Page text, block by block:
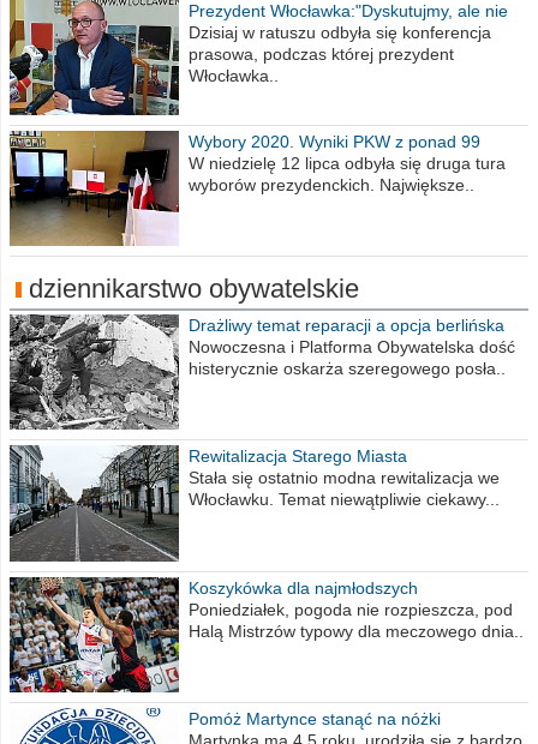
Prezydent Włocławka:"Dyskutujmy, ale nie
obrażajmy się”
Dzisiaj w ratuszu odbyła się konferencja
prasowa, podczas której prezydent
Włocławka..
Wybory 2020. Wyniki PKW z ponad 99
procent obwodów
W niedzielę 12 lipca odbyła się druga tura
wyborów prezydenckich. Największe..
dziennikarstwo obywatelskie
Drażliwy temat reparacji a opcja berlińska
Nowoczesna i Platforma Obywatelska dość
histerycznie oskarża szeregowego posła..
Rewitalizacja Starego Miasta
Stała się ostatnio modna rewitalizacja we
Włocławku. Temat niewątpliwie ciekawy...
Koszykówka dla najmłodszych
Poniedziałek, pogoda nie rozpieszcza, pod
Halą Mistrzów typowy dla meczowego dnia..
Pomóż Martynce stanąć na nóżki
Martynka ma 4,5 roku, urodziła się z bardzo